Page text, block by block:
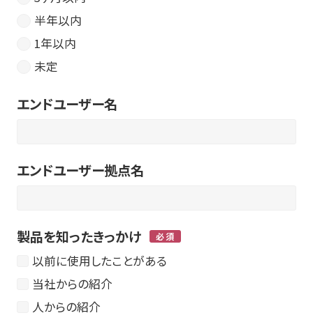
半年以内
1年以内
未定
エンドユーザー名
エンドユーザー拠点名
製品を知ったきっかけ
以前に使用したことがある
当社からの紹介
人からの紹介